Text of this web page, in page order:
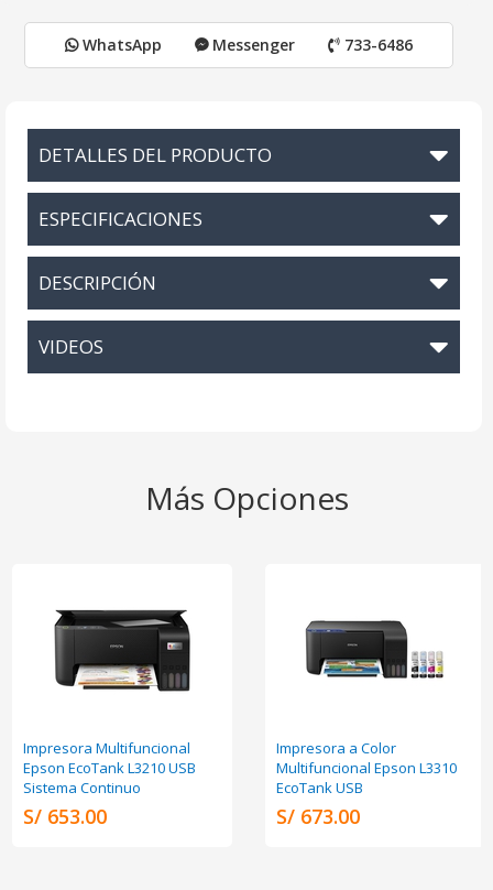
WhatsApp Messenger 733-6486
DETALLES DEL PRODUCTO
ESPECIFICACIONES
DESCRIPCIÓN
VIDEOS
Más Opciones
Impresora Multifuncional
Epson EcoTank L3210 USB
Sistema Continuo
S/ 653.00
Impresora a Color
Multifuncional Epson L3310
EcoTank USB
S/ 673.00